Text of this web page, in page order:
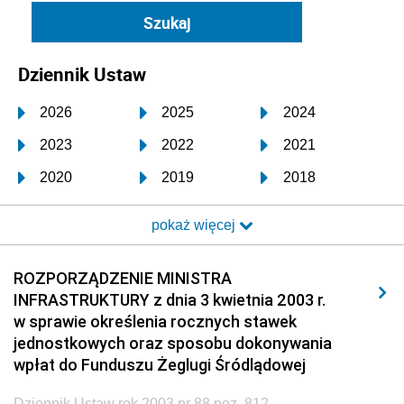
Dziennik Ustaw
2026 2025 2024
2023 2022 2021
2020 2019 2018
2017 2016 2015
2014 2013 2012
2011 2010
2008 2007 2006
2005 2004 2003
2002 2001 2000
pokaż więcej
ROZPORZĄDZENIE MINISTRA
INFRASTRUKTURY z dnia 3 kwietnia 2003 r.
w sprawie określenia rocznych stawek
jednostkowych oraz sposobu dokonywania
wpłat do Funduszu Żeglugi Śródlądowej